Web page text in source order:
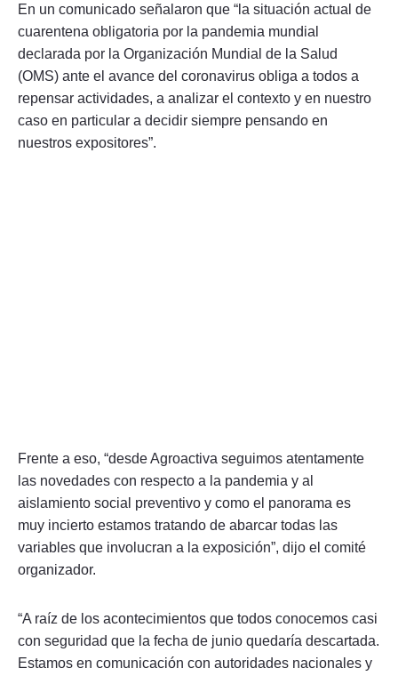
En un comunicado señalaron que “la situación actual de
cuarentena obligatoria por la pandemia mundial
declarada por la Organización Mundial de la Salud
(OMS) ante el avance del coronavirus obliga a todos a
repensar actividades, a analizar el contexto y en nuestro
caso en particular a decidir siempre pensando en
nuestros expositores”.
Frente a eso, “desde Agroactiva seguimos atentamente
las novedades con respecto a la pandemia y al
aislamiento social preventivo y como el panorama es
muy incierto estamos tratando de abarcar todas las
variables que involucran a la exposición”, dijo el comité
organizador.
“A raíz de los acontecimientos que todos conocemos casi
con seguridad que la fecha de junio quedaría descartada.
Estamos en comunicación con autoridades nacionales y